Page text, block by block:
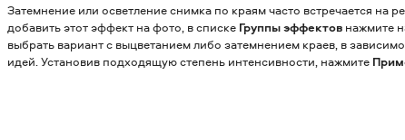
Затемнение или осветление снимка по краям часто встречается на
добавить этот эффект на фото, в списке Группы эффектов нажмите
выбрать вариант с выцветанием либо затемнением краев, в
идей. Установив подходящую степень интенсивности, нажмите